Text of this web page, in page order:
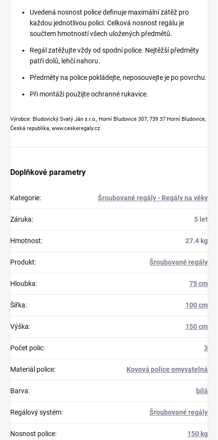
Uvedená nosnost police definuje maximální zátěž pro
každou jednotlivou polici. Celková nosnost regálu je
součtem hmotností všech uložených předmětů.
Regál zatěžujte vždy od spodní police. Nejtěžší předměty
patří dolů, lehčí nahoru.
Předměty na police pokládejte, neposouvejte je po povrchu.
Při montáži použijte ochranné rukavice.
Výrobce: Bludovický Svatý Ján s.r.o., Horní Bludovice 307, 739 37 Horní Bludovice,
Česká republika, www.ceskeregaly.cz
Doplňkové parametry
Kategorie: Šroubované regály - Regály na věky
Záruka: 5 let
Hmotnost: 27.4 kg
Produkt: Šroubované regály
Hloubka: 75 cm
Šířka: 100 cm
Výška: 150 cm
Počet polic: 3
Materiál police: Kovová police omyvatelná
Barva: bílá
Regálový systém: Šroubované regály
Nosnost police: 150 kg